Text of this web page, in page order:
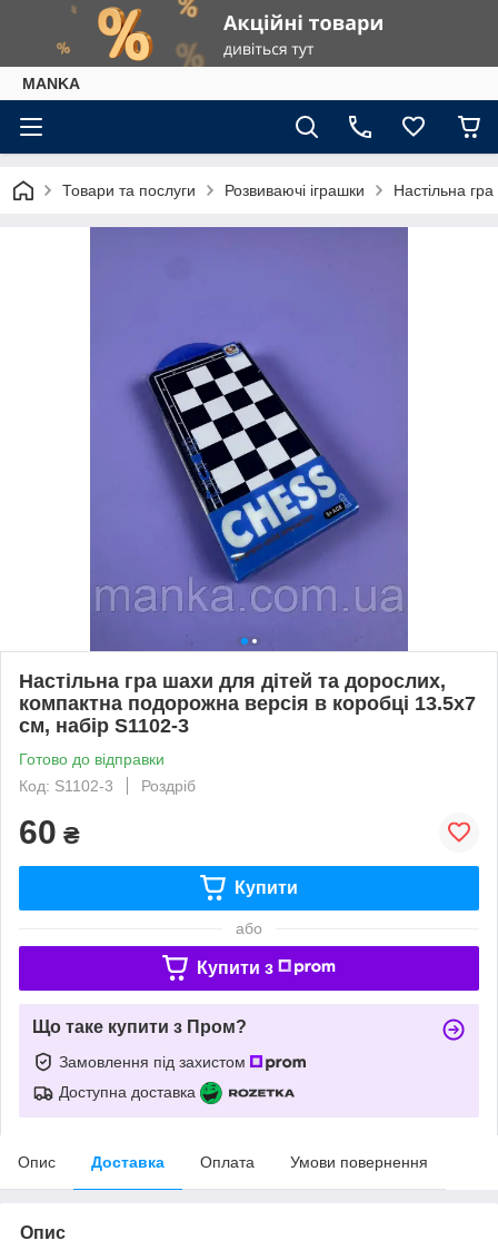
МАNKА
Товари та послуги Розвиваючі іграшки Настільна
Настільна гра шахи для дітей та дорослих,
компактна подорожна версія в коробці 13.5х7
см, набір S1102-3
Готово до відправки
Код: S1102-3
Роздріб
60 ₴
Купити
або
Купити з
Що таке купити з Пром?
Замовлення під захистом
Доступна доставка
Опис Доставка Оплата Умови повернення
Опис